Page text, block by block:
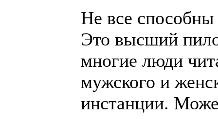
Не все
Это высший
многие люди
мужского и
инстанции.